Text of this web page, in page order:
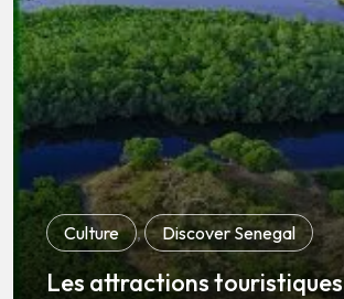
Culture , Discover Senegal
Les attractions touristiques